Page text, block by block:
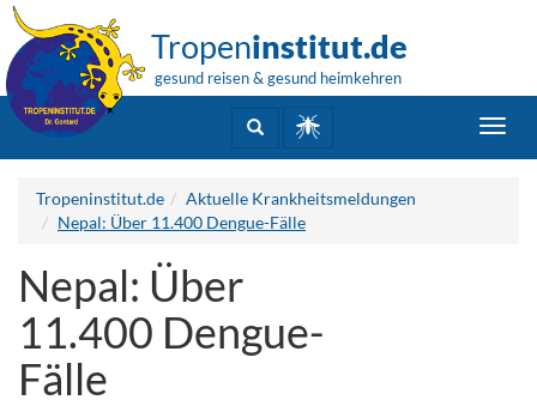
Tropeninstitut.de
gesund reisen & gesund heimkehren
Tropeninstitut.de
Aktuelle Krankheitsmeldungen
Nepal: Über 11.400 Dengue-Fälle
Nepal: Über
11.400 Dengue-
Fälle